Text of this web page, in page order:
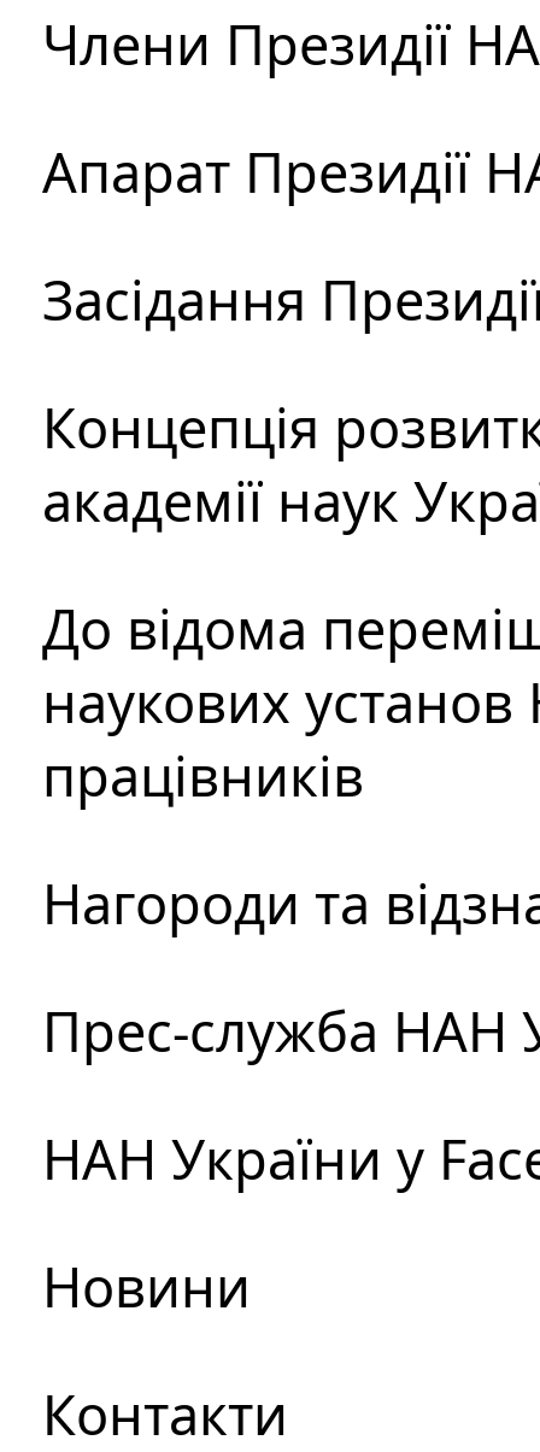
Члени Президії
Апарат Президії
Засідання
Концепція
академії наук
До відома
наукових установ
працівників
Нагороди та
Прес-служба НАН
НАН України у
Новини
Контакти